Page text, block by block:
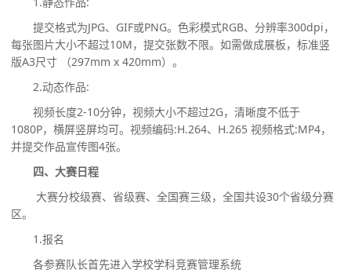
提交格式为JPG、GIF或PNG。色彩模式RGB、分辨率300dpi，
每张图片大小不超过10M，提交张数不限。如需做成展板，标准竖
版A3尺寸 （297mm x 420mm）。
2.动态作品:
视频长度2-10分钟，视频大小不超过2G，清晰度不低于
1080P，横屏竖屏均可。视频编码:H.264、H.265 视频格式:MP4，
并提交作品宣传图4张。
四、 大赛日程
大赛分校级赛、省级赛、全国赛三级，全国共设30个省级分赛
区。
1.报名
各参赛队长首先进入学校学科竞赛管理系统